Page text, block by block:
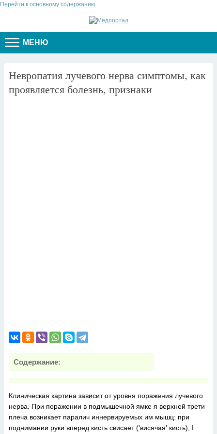
Перейти к основному содержанию
МЕНЮ
Невропатия лучевого нерва симптомы, как
проявляется болезнь, признаки
Содержание:
Клиническая картина зависит от уровня поражения лучевого
нерва. При поражении в подмышечной ямке я верхней трети
плеча возникает паралич иннервируемых им мышц: при
поднимании руки вперед кисть свисает ('висячая' кисть); I